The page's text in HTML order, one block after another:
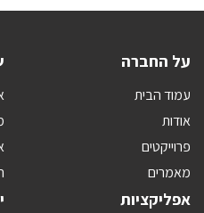
על החברה
עמוד הבית
אודות
פרוייקטים
מאמרים
אפליקציות